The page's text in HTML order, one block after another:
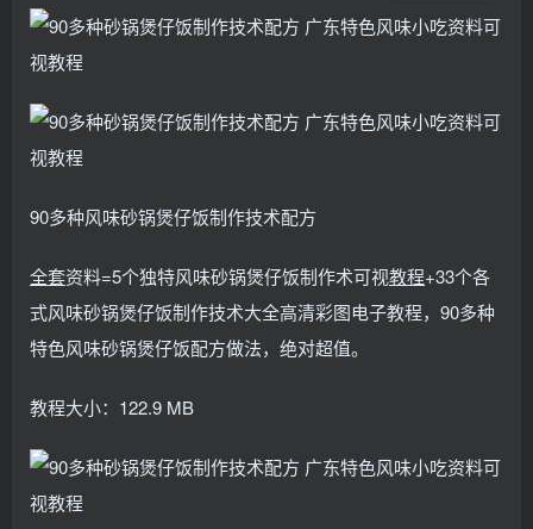
90多种风味砂锅煲仔饭制作技术配方
全套资料=5个独特风味砂锅煲仔饭制作术可视教程+33个各
式风味砂锅煲仔饭制作技术大全高清彩图电子教程，90多种
特色风味砂锅煲仔饭配方做法，绝对超值。
教程大小：122.9 MB